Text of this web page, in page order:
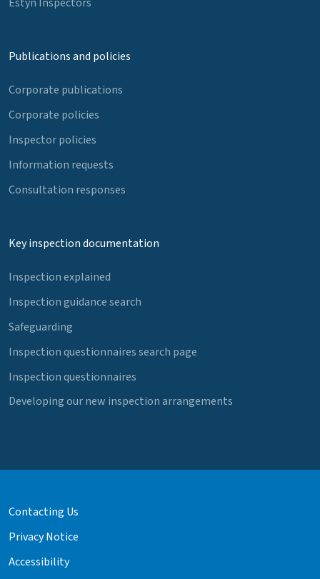
Publications and policies
Corporate publications
Corporate policies
Inspector policies
Information requests
Consultation responses
Key inspection documentation
Inspection explained
Inspection guidance search
Safeguarding
Inspection questionnaires search page
Inspection questionnaires
Developing our new inspection arrangements
Contacting Us
Privacy Notice
Accessibility